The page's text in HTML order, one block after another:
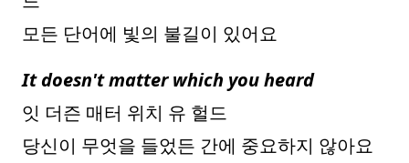
모든 단어에 빛의 불길이 있어요
It doesn't matter which you heard
잇 더즌 매터 위치 유 헐드
당신이 무엇을 들었든 간에 중요하지 않아요